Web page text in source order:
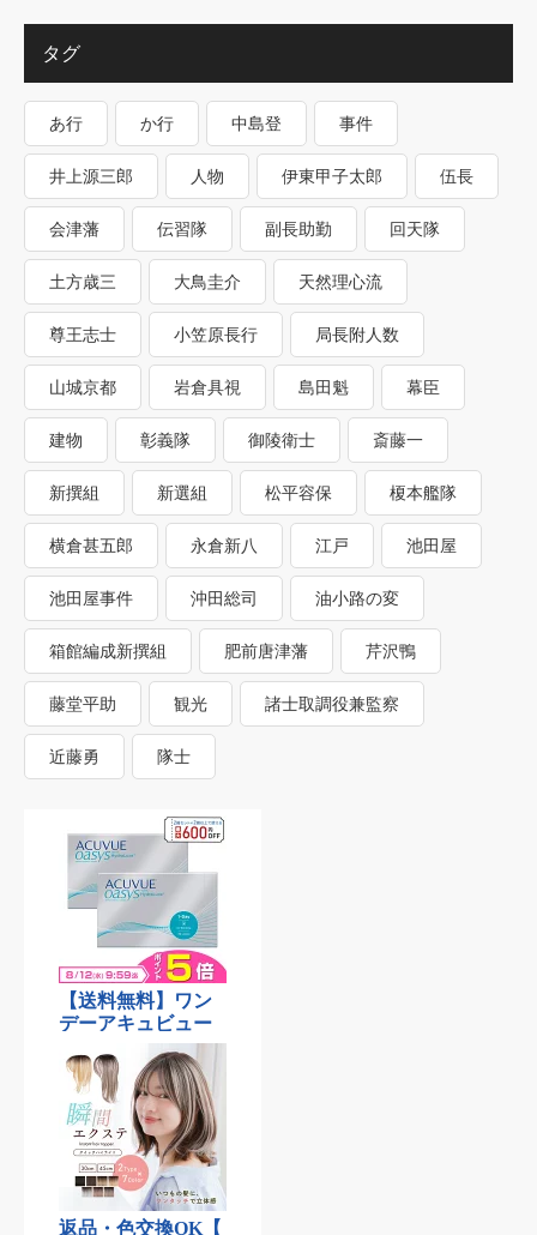
タグ
あ行 か行 中島登 事件
井上源三郎 人物 伊東甲子太郎 伍長
会津藩 伝習隊 副長助勤 回天隊
土方歳三 大鳥圭介 天然理心流
尊王志士 小笠原長行 局長附人数
山城京都 岩倉具視 島田魁 幕臣
建物 彰義隊 御陵衛士 斎藤一
新撰組 新選組 松平容保 榎本艦隊
横倉甚五郎 永倉新八 江戸 池田屋
池田屋事件 沖田総司 油小路の変
箱館編成新撰組 肥前唐津藩 芹沢鴨
藤堂平助 観光 諸士取調役兼監察
近藤勇 隊士